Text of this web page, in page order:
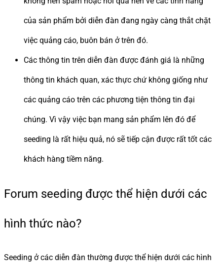
của sản phẩm bởi diễn đàn đang ngày càng thắt chặt
việc quảng cáo, buôn bán ở trên đó.
Các thông tin trên diễn đàn được đánh giá là những
thông tin khách quan, xác thực chứ không giống như
các quảng cáo trên các phương tiện thông tin đại
chúng. Vì vậy việc bạn mang sản phẩm lên đó để
seeding là rất hiệu quả, nó sẽ tiếp cận được rất tốt các
khách hàng tiềm năng.
Forum seeding được thể hiện dưới các
hình thức nào?
Seeding ở các diễn đàn thường được thể hiện dưới các hình